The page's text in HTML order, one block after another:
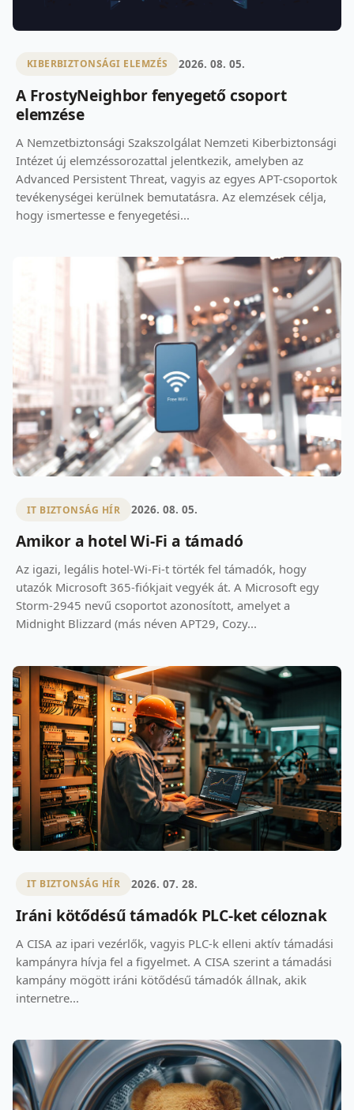
KIBERBIZTONSÁGI ELEMZÉS 2026. 08. 05.
A FrostyNeighbor fenyegető csoport
elemzése
A Nemzetbiztonsági Szakszolgálat Nemzeti Kiberbiztonsági
Intézet új elemzéssorozattal jelentkezik, amelyben az
Advanced Persistent Threat, vagyis az egyes APT-csoportok
tevékenységei kerülnek bemutatásra. Az elemzések célja,
hogy ismertesse e fenyegetési...
IT BIZTONSÁG HÍR 2026. 08. 05.
Amikor a hotel Wi-Fi a támadó
Az igazi, legális hotel-Wi-Fi-t törték fel támadók, hogy
utazók Microsoft 365-fiókjait vegyék át. A Microsoft egy
Storm-2945 nevű csoportot azonosított, amelyet a
Midnight Blizzard (más néven APT29, Cozy...
IT BIZTONSÁG HÍR 2026. 07. 28.
Iráni kötődésű támadók PLC-ket céloznak
A CISA az ipari vezérlők, vagyis PLC-k elleni aktív támadási
kampányra hívja fel a figyelmet. A CISA szerint a támadási
kampány mögött iráni kötődésű támadók állnak, akik
internetre...